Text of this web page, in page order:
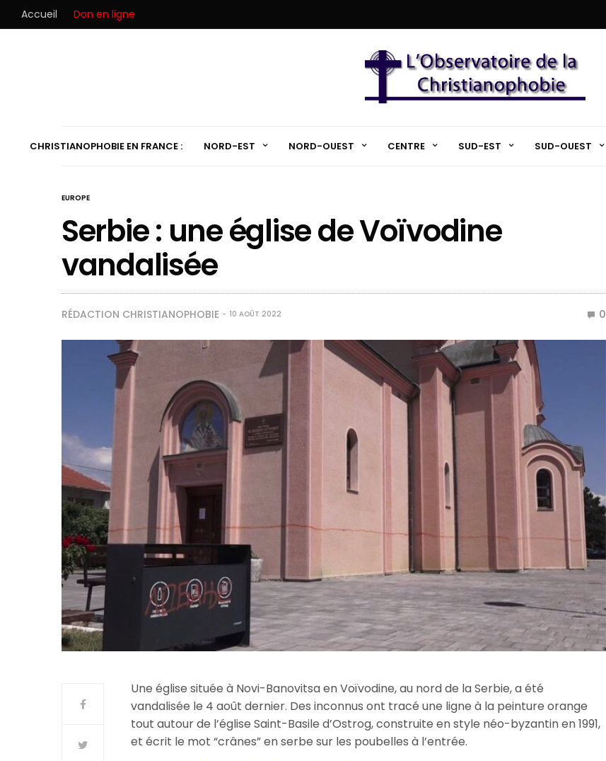
Accueil Don en ligne
CHRISTIANOPHOBIE EN FRANCE : NORD-EST NORD-OUEST CENTRE SUD-EST SUD-OUEST
EUROPE
Serbie : une église de Voïvodine
vandalisée
RÉDACTION CHRISTIANOPHOBIE 10 AOÛT 2022 0
Une église située à Novi-Banovitsa en Voïvodine, au nord de la Serbie, a été
vandalisée le 4 août dernier. Des inconnus ont tracé une ligne à la peinture orange
tout autour de l’église Saint-Basile d’Ostrog, construite en style néo-byzantin en 1991,
et écrit le mot “crânes” en serbe sur les poubelles à l’entrée.